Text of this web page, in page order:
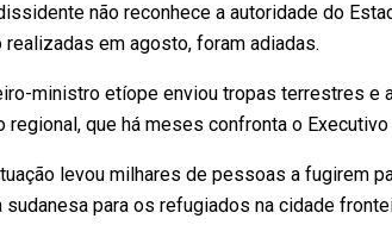
não reconhece a autoridade do
em agosto, foram adiadas.
ministro etíope enviou tropas terrestres e
regional, que há meses confronta o Executivo
levou milhares de pessoas a fugirem
sudanesa para os refugiados na cidade